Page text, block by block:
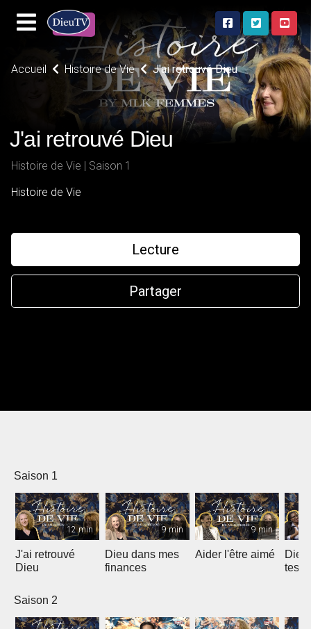
Accueil Histoire de Vie J'ai retrouvé Dieu
J'ai retrouvé Dieu
Histoire de Vie | Saison 1
Histoire de Vie
Lecture
Partager
Saison 1
12 min
J'ai retrouvé
Dieu
9 min
Dieu dans mes
finances
9 min
Aider l'être aimé
Dieu
tes
Saison 2